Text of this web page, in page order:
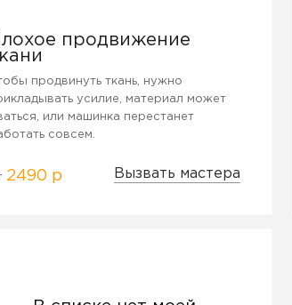
продвижение
продвинуть ткань, нужно
усилие, материал может
или машинка перестанет
совсем.
2490 р Вызвать мастера